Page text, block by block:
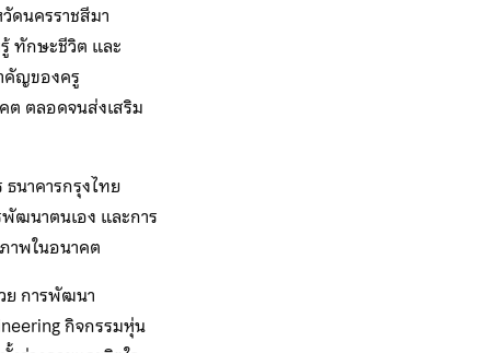
ดนครราชสีมา
ทักษะชีวิต และ
คัญของครู
ต ตลอดจนส่งเสริม
นาคารกรุงไทย
ฒนาตนเอง และการ
าพในอนาคต
ย การพัฒนา
กิจกรรมหุ่น